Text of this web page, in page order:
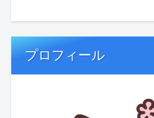
プロフィール